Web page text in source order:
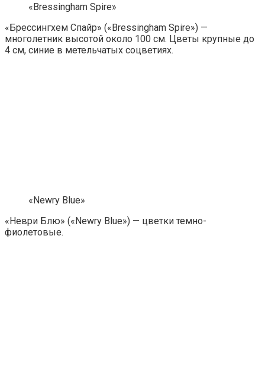
«Bressingham Spire»
«Брессингхем Спайр» («Bressingham Spire») —
многолетник высотой около 100 см. Цветы крупные до
4 см, синие в метельчатых соцветиях.
«Newry Blue»
«Неври Блю» («Newry Blue») — цветки темно-
фиолетовые.